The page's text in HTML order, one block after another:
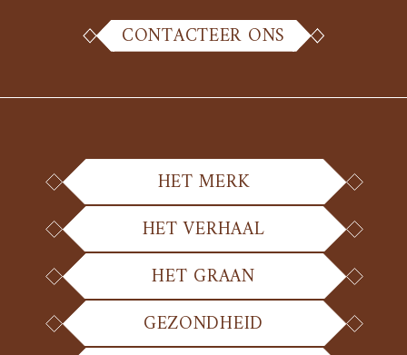
CONTACTEER ONS
HET MERK
HET VERHAAL
HET GRAAN
GEZONDHEID